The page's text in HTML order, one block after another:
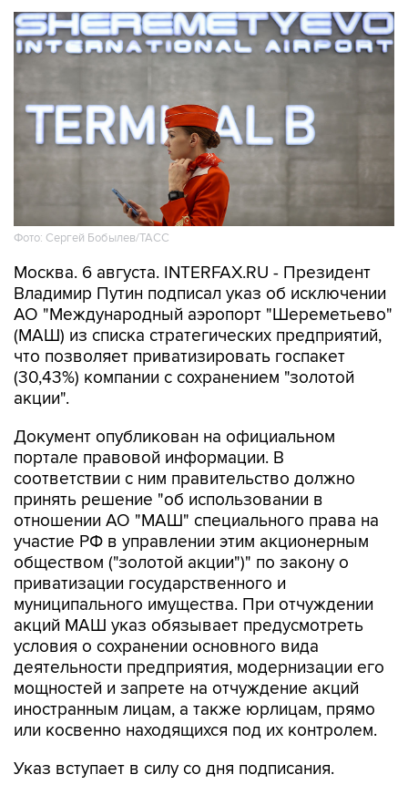
Фото: Сергей Бобылев/ТАСС
Москва. 6 августа. INTERFAX.RU - Президент
Владимир Путин подписал указ об исключении
АО "Международный аэропорт "Шереметьево"
(МАШ) из списка стратегических предприятий,
что позволяет приватизировать госпакет
(30,43%) компании с сохранением "золотой
акции".
Документ опубликован на официальном
портале правовой информации. В
соответствии с ним правительство должно
принять решение "об использовании в
отношении АО "МАШ" специального права на
участие РФ в управлении этим акционерным
обществом ("золотой акции")" по закону о
приватизации государственного и
муниципального имущества. При отчуждении
акций МАШ указ обязывает предусмотреть
условия о сохранении основного вида
деятельности предприятия, модернизации его
мощностей и запрете на отчуждение акций
иностранным лицам, а также юрлицам, прямо
или косвенно находящихся под их контролем.
Указ вступает в силу со дня подписания.